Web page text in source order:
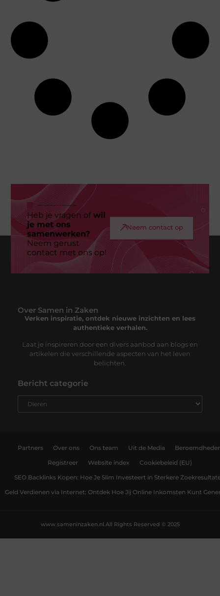
Heb je vragen ofwil
je met ons
samenwerken?
Neem gerust
contact met ons op!
Neem contact op
Over Samen in Zaken
Verken inspiratie, ontdek nieuwe inzichten en lees
authentieke verhalen.
Laat je inspireren door een divers aanbod aan blogs en
artikelen die verschillende aspecten van het leven
belichten.
Bericht categorie
Partners Over ons Ons team Uit de Media
Registreer Website index Cookiebeleid (EU)
SEO Backlinks Kopen: Hoe Je Slim Investeert in Sterkere
Geld Verdienen via Internet: Ontdek Hoe Jij Online Inkomsten Kunt
All Rights Reserved © 2025
www.sameninzaken.nl.